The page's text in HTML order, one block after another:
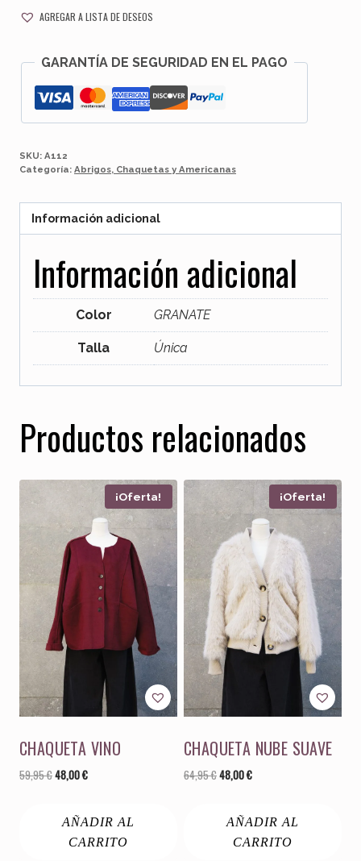
PROFUNDO
AGREGAR A LISTA DE DESEOS
GARANTÍA DE SEGURIDAD EN EL PAGO
SKU: A112
Categoría: Abrigos, Chaquetas y Americanas
Información adicional
Información adicional
Color GRANATE
Talla Única
Productos relacionados
¡Oferta!
CHAQUETA VINO
59,95€El
era:
59,95 €.
48,00€El
es:
48,00 €.
AÑADIR AL
CARRITO
¡Oferta!
CHAQUETA NUBE SUAVE
64,95€El
era:
64,95 €.
48,00€El
es:
48,00 €.
AÑADIR AL
CARRITO